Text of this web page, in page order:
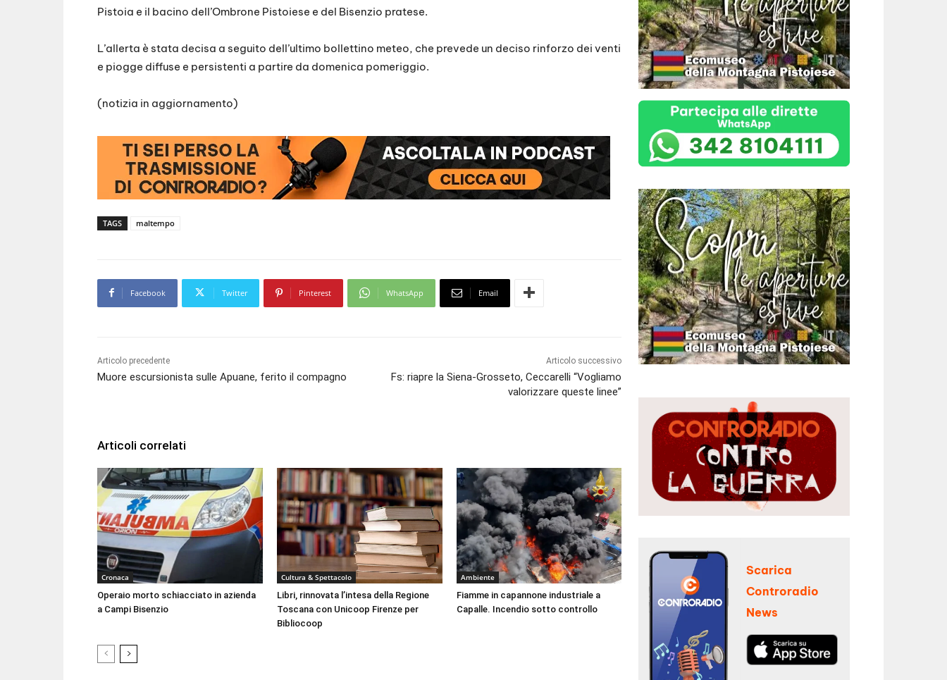
Pistoia e il bacino dell’Ombrone Pistoiese e del Bisenzio pratese.
L’allerta è stata decisa a seguito dell’ultimo bollettino meteo, che prevede un deciso rinforzo dei venti
e piogge diffuse e persistenti a partire da domenica pomeriggio.
(notizia in aggiornamento)
TAGS maltempo
Facebook Twitter Pinterest WhatsApp Email
Articolo precedente
Muore escursionista sulle Apuane, ferito il compagno
Articolo successivo
Fs: riapre la Siena-Grosseto, Ceccarelli “Vogliamo
valorizzare queste linee”
Articoli correlati
Cronaca
Operaio morto schiacciato in azienda
a Campi Bisenzio
Cultura & Spettacolo
Libri, rinnovata l’intesa della Regione
Toscana con Unicoop Firenze per
Bibliocoop
Ambiente
Fiamme in capannone industriale a
Capalle. Incendio sotto controllo
Scarica
Controradio
News